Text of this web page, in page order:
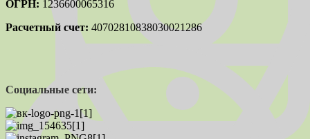
ОГРН: 1236600065316
Расчетный счет: 40702810838030021286
Социальные сети: